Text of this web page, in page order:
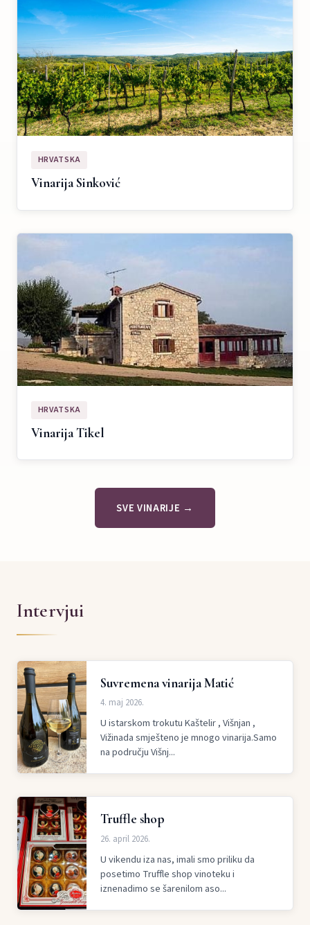
HRVATSKA
Vinarija Sinković
HRVATSKA
Vinarija Tikel
SVE VINARIJE →
Intervjui
Suvremena vinarija Matić
4. maj 2026.
U istarskom trokutu Kaštelir , Višnjan ,
Vižinada smješteno je mnogo vinarija.Samo
na području Višnj...
Truffle shop
26. april 2026.
U vikendu iza nas, imali smo priliku da
posetimo Truffle shop vinoteku i
iznenadimo se šarenilom aso...